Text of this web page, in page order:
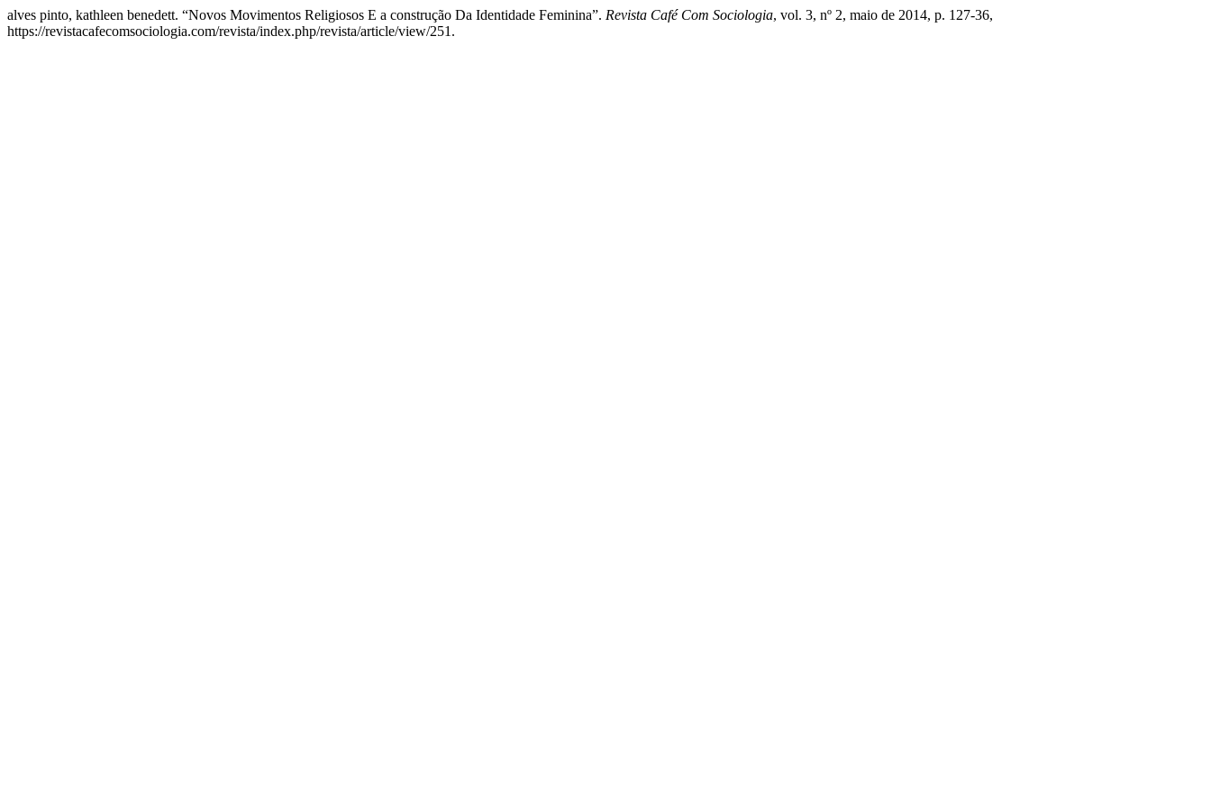
alves pinto, kathleen benedett. “Novos Movimentos Religiosos E a construção Da Identidade Feminina”. Revista Café Com Sociologia, vol. 3, nº 2, maio de 2014, p. 127-36,
https://revistacafecomsociologia.com/revista/index.php/revista/article/view/251.